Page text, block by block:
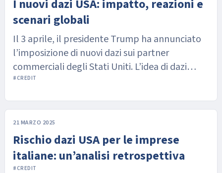
I nuovi dazi USA: impatto, reazioni e
scenari globali
Il 3 aprile, il presidente Trump ha annunciato
l’imposizione di nuovi dazi sui partner
commerciali degli Stati Uniti. L’idea di dazi
“reciproci” era attesa, ma non si conoscevano i
rischia di avere un impatto significativo sul
commercio mondiale.
#CREDIT
21 MARZO 2025
Rischio dazi USA per le imprese
italiane: un’analisi retrospettiva
#CREDIT